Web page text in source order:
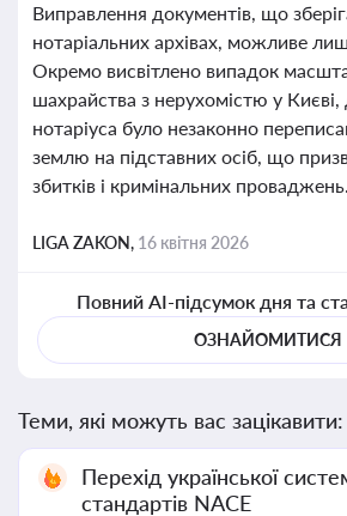
Виправлення документів, що
нотаріальних архівах, можливе
Окремо висвітлено випадок
шахрайства з нерухомістю у Києві,
нотаріуса було незаконно
землю на підставних осіб, що
збитків і кримінальних проваджень.
LIGA ZAKON, 16 квітня 2026
Повний AI-підсумок дня та
ОЗНАЙОМИТИСЯ
Теми, які можуть вас зацікавити:
Перехід української
стандартів NACE